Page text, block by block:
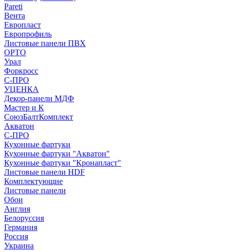
Pareti
Вента
Европласт
Европрофиль
Листовые панели ПВХ
ОРТО
Урал
Форкросс
С-ПРО
УЦЕНКА
Декор-панели МДФ
Мастер и К
СоюзБалтКомплект
Акватон
С-ПРО
Кухонные фартуки
Кухонные фартуки "Акватон"
Кухонные фартуки "Кронапласт"
Листовые панели HDF
Комплектующие
Листовые панели
Обои
Англия
Белоруссия
Германия
Россия
Украина